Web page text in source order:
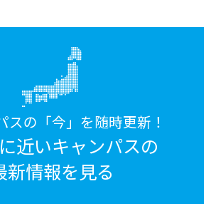
スの「今」を随時更新！
近いキャンパスの
新情報を見る